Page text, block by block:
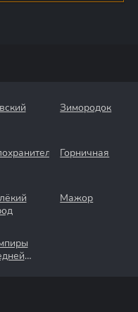
Зимородок
Горничная
Мажор